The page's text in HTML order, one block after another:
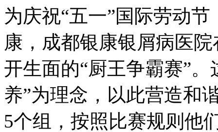
为庆祝“五一”国际劳动
康，成都银康银屑病医
开生面的“厨王争霸赛”
养”为理念，以此营造和
5个组，按照比赛规则他